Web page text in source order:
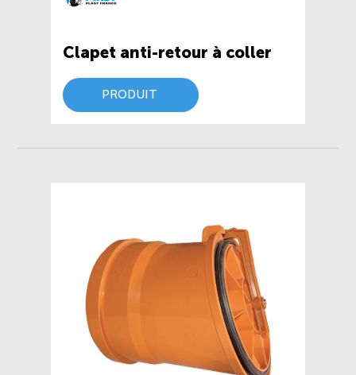
Clapet anti-retour à coller
PRODUIT